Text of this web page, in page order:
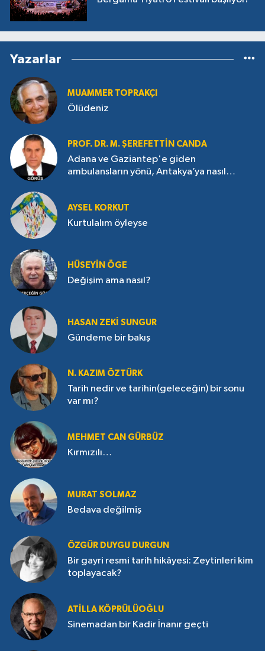
Yazarlar
MUAMMER TOPRAKÇI
Ölüdeniz
PROF. DR. M. ŞEREFETTIN CANDA
Adana ve Gaziantep'e giden
ambulansların yönü, Antakya’ya nasıl
AYSEL KORKUT
Kurtulalım öyleyse
HÜSEYIN ÖGE
Değişim ama nasıl?
HASAN ZEKI SUNGUR
Gündeme bir bakış
N. KAZIM ÖZTÜRK
Tarih nedir ve tarihin(geleceğin) bir sonu
var mı?
MEHMET CAN GÜRBÜZ
Kırmızılı…
MURAT SOLMAZ
Bedava değilmiş
ÖZGÜR DUYGU DURGUN
Bir gayri resmi tarih hikâyesi: Zeytinleri kim
toplayacak?
ATILLA KÖPRÜLÜOĞLU
Sinemadan bir Kadir İnanır geçti